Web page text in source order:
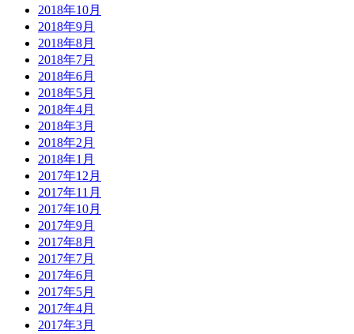
2018年10月
2018年9月
2018年8月
2018年7月
2018年6月
2018年5月
2018年4月
2018年3月
2018年2月
2018年1月
2017年12月
2017年11月
2017年10月
2017年9月
2017年8月
2017年7月
2017年6月
2017年5月
2017年4月
2017年3月